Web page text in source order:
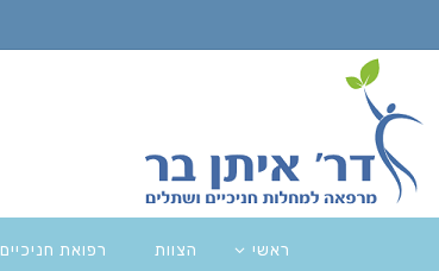
ראשי הצוות רפואת חניכיים